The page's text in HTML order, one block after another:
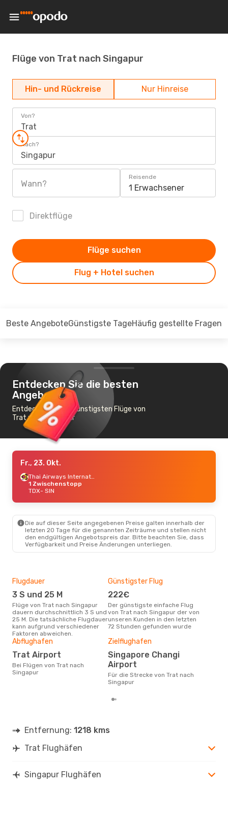
Flüge von Trat nach Singapur
Hin- und Rückreise Nur Hinreise
Von?
Trat
Nach?
Singapur
Wann?
Reisende
1 Erwachsener
Direktflüge
Flug + Hotel suchen
Flüge suchen
Beste AngeboteGünstigste TageHäufig gestellte Fragen
Entdecken Sie die besten
Angebote
Entdecken Sie die günstigsten Flüge von
Trat nach Singapur
Fr., 23. Okt.
Thai Airways International
1 Zwischenstopp
TDX- SIN
Die auf dieser Seite angegebenen Preise galten innerhalb der
letzten 20 Tage für die genannten Zeiträume und stellen nicht
den endgültigen Angebotspreis dar. Bitte beachten Sie, dass
Verfügbarkeit und Preise Änderungen unterliegen.
Flugdauer
3 S und 25 M
Flüge von Trat nach Singapur
dauern durchschnittlich 3 S und
25 M. Die tatsächliche Flugdauer
kann aufgrund verschiedener
Faktoren abweichen.
Günstigster Flug
222€
Der günstigste einfache Flug
von Trat nach Singapur der von
unseren Kunden in den letzten
72 Stunden gefunden wurde
Abflughafen
Trat Airport
Bei Flügen von Trat nach
Singapur
Zielflughafen
Singapore Changi
Airport
Für die Strecke von Trat nach
Singapur
Entfernung: 1218 kms
Trat Flughäfen
Singapur Flughäfen